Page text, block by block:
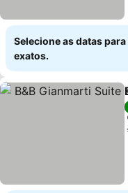
Selecione as datas
exatos.